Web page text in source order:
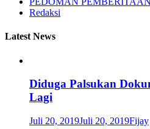
Redaksi
Latest News
Diduga Palsukan
Lagi
Juli 20, 2019Juli 20, 2019Fijay